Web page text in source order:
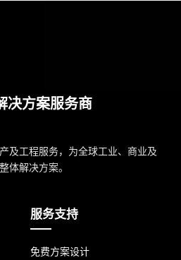
决方案服务商
及工程服务，为全球工业、商业及
体解决方案。
服务支持
免费方案设计